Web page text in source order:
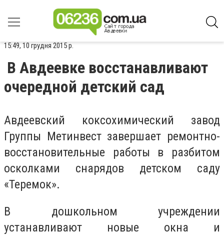
15:49, 10 грудня 2015 р.
В Авдеевке восстанавливают
очередной детский сад
Авдеевский коксохимический завод
Группы Метинвест завершает ремонтно-
восстановительные работы в разбитом
осколками снарядов детском саду
«Теремок».
В дошкольном учреждении
устанавливают новые окна и